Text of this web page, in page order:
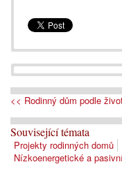
<< Rodinný dům podle
Související témata
Projekty rodinných domů
Nízkoenergetické a